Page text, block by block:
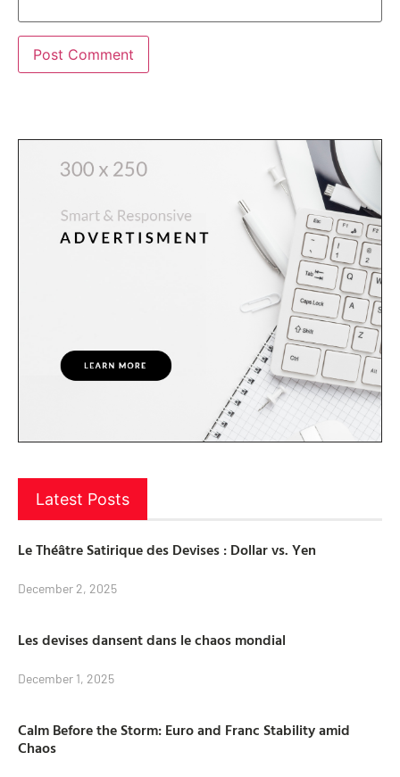
Latest Posts
Le Théâtre Satirique des Devises : Dollar vs. Yen
December 2, 2025
Les devises dansent dans le chaos mondial
December 1, 2025
Calm Before the Storm: Euro and Franc Stability amid
Chaos